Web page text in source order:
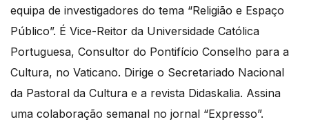
equipa de investigadores do tema “Religião e Espaço
Público”. É Vice-Reitor da Universidade Católica
Portuguesa, Consultor do Pontifício Conselho para a
Cultura, no Vaticano. Dirige o Secretariado Nacional
da Pastoral da Cultura e a revista Didaskalia. Assina
uma colaboração semanal no jornal “Expresso”.